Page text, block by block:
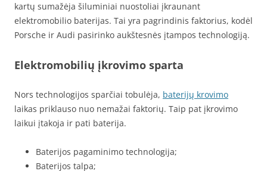
kartų sumažėja šiluminiai nuostoliai įkraunant
elektromobilio baterijas. Tai yra pagrindinis faktorius, kodėl
Porsche ir Audi pasirinko aukštesnės įtampos technologiją.
Elektromobilių įkrovimo sparta
Nors technologijos sparčiai tobulėja, baterijų krovimo
laikas priklauso nuo nemažai faktorių. Taip pat įkrovimo
laikui įtakoja ir pati baterija.
Baterijos pagaminimo technologija;
Baterijos talpa;